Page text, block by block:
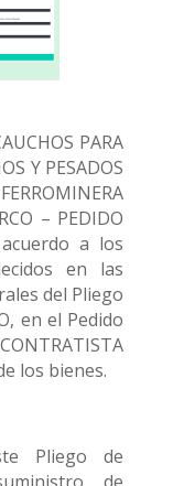
PARA
Y PESADOS
– PEDIDO
a los
en las
del Pliego
en el Pedido
los bienes.
Pliego de